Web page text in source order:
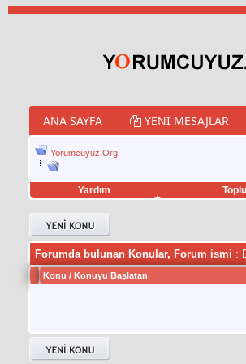
ANA SAYFA YENI MESAJLAR
Yorumcuyuz.Org
Yardım
hilesi
Forumda bulunan Konular, Forum ismi :
Konu / Konuyu Başlatan